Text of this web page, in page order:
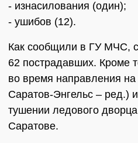
- изнасилования (один);
- ушибов (12).
Как сообщили в ГУ МЧС,
62 пострадавших. Кроме
во время направления
Саратов-Энгельс – ред.)
тушении ледового
Саратове.